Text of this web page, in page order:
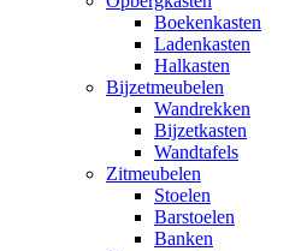
Boekenkasten
Ladenkasten
Halkasten
Bijzetmeubelen
Wandrekken
Bijzetkasten
Wandtafels
Zitmeubelen
Stoelen
Barstoelen
Banken